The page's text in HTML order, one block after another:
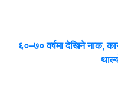
६०–७० वर्षमा देखिने नाक,